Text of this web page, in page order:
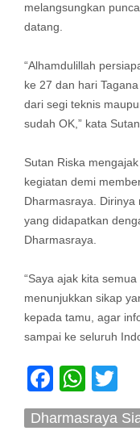
melangsungkan
datang.
“Alhamdulillah
ke 27 dan hari
dari segi teknis
sudah OK,” kata
Sutan Riska
kegiatan demi
Dharmasraya.
yang didapatkan
Dharmasraya.
“Saya ajak kita
menunjukkan sikap
kepada tamu, agar
sampai ke seluruh
Dharmasraya